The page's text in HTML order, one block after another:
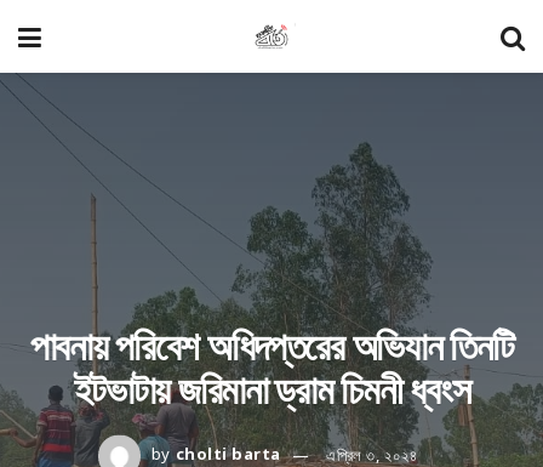
পাবনায় পরিবেশ অধিদপ্তরের অভিযান তিনটি
ইটভাটায় জরিমানা ড্রাম চিমনী ধ্বংস
by cholti barta এপ্রিল ৩, ২০২৪